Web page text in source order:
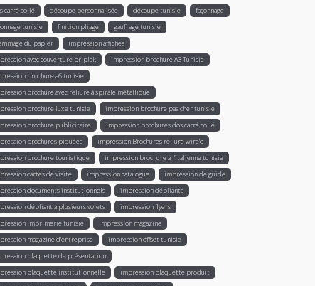
carré collé découpe personnalisée découpe tunisie
façonnage
tunisie
finition pliage
gaufrage tunisie
du papier
impression affiches
avec couverture priplak
impression brochure A3 Tunisie
brochure a6 tunisie
brochure avec reliure à spirale métallique
brochure luxe tunisie
impression brochure pas cher tunisie
brochure publicitaire
impression brochures dos carré collé
brochures piquées
impression Brochures reliure wire’o
brochure touristique
impression brochure à l'italienne tunisie
cartes de visite
impression catalogue
impression de guide
documents institutionnels
impression dépliants
dépliant à plusieurs volets
impression flyers
imprimerie tunisie
impression magazine
magazine d’entreprise
impression offset tunisie
plaquette de présentation
plaquette institutionnelle
impression plaquette produit